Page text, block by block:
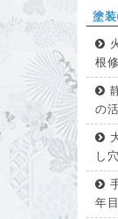
塗
根
の
し
年